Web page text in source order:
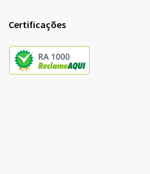
Certificações